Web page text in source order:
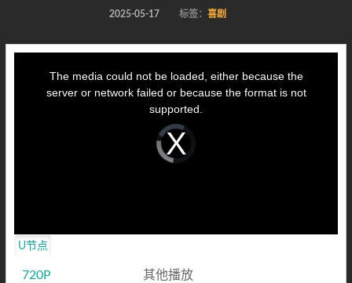
2025-05-17 标签： 喜剧
Video
Player
is
loading.
The media could not be loaded, either because the
server or network failed or because the format is not
supported.
U节点
720P 其他播放